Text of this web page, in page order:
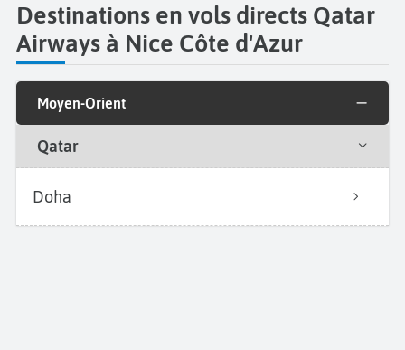
Destinations en vols directs Qatar
Airways à Nice Côte d'Azur
Moyen-Orient
Qatar
Doha